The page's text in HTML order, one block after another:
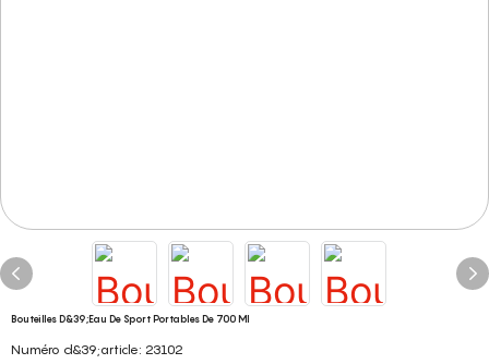
Bouteilles D&39;eau De Sport Portables De 700 Ml
Numéro d&39;article: 23102